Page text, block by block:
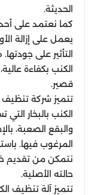
الحديثة.
كما نعتمد على
يعمل على إزالة
التأثير على
الكنب بكفاءة
قصير.
تتميز شركة
الكنب بالبخار
والبقع الصعبة،
المرغوب فيها.
نتمكن من تقديم
حالته الأصلية.
تتميز آلة تنظيف